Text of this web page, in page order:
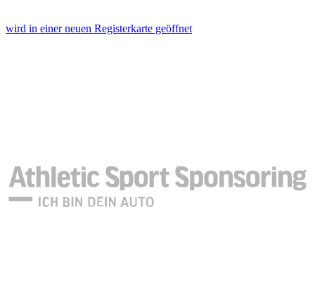
wird in einer neuen Registerkarte geöffnet